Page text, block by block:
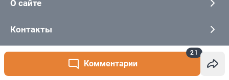
Комментарии
21